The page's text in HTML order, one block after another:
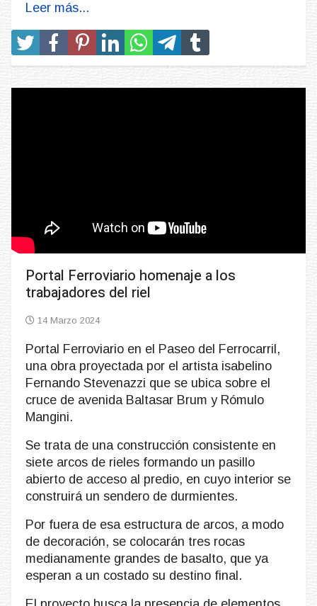
Leer más...
Portal Ferroviario homenaje a los
trabajadores del riel
14 Marzo 2024
Portal Ferroviario en el Paseo del Ferrocarril,
una obra proyectada por el artista isabelino
Fernando Stevenazzi que se ubica sobre el
cruce de avenida Baltasar Brum y Rómulo
Mangini.
Se trata de una construcción consistente en
siete arcos de rieles formando un pasillo
abierto de acceso al predio, en cuyo interior se
construirá un sendero de durmientes.
Por fuera de esa estructura de arcos, a modo
de decoración, se colocarán tres rocas
medianamente grandes de basalto, que ya
esperan a un costado su destino final.